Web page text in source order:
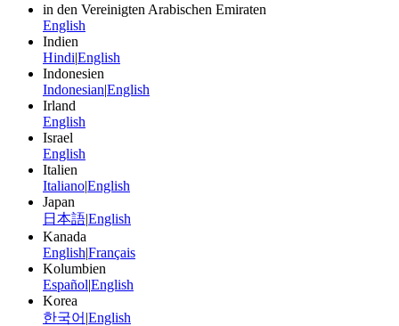
in den Vereinigten Arabischen Emiraten
English
Indien
Hindi|English
Indonesien
Indonesian|English
Irland
English
Israel
English
Italien
Italiano|English
Japan
日本語|English
Kanada
English|Français
Kolumbien
Español|English
Korea
한국어 |English